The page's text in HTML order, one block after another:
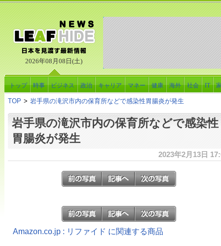
2026年08月08日(土)
トップ 時事 ビジネス 政治 キャリア マネー 健康 海外 社会 IT
TOP > 岩手県の滝沢市内の保育所などで感染性胃腸炎が発生
岩手県の滝沢市内の保育所などで感染性
胃腸炎が発生
2023年2月13日
Amazon.co.jp : リファイド に関連する商品